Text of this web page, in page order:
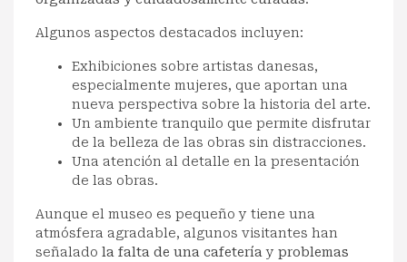
Algunos aspectos destacados incluyen:
Exhibiciones sobre artistas danesas,
especialmente mujeres, que aportan una
nueva perspectiva sobre la historia del arte.
Un ambiente tranquilo que permite disfrutar
de la belleza de las obras sin distracciones.
Una atención al detalle en la presentación
de las obras.
Aunque el museo es pequeño y tiene una
atmósfera agradable, algunos visitantes han
señalado la falta de una cafeteríay problemas